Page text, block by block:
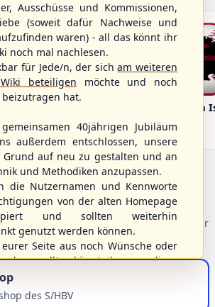
Elmshorn Alligators Fehmarn
– wählen Sie einen Einstieg für
des S/HBV
Ausschüsse und Kommissionen,
(soweit dafür Nachweise und
waren) - all das könnt ihr
noch mal nachlesen.
für Jede/n, der sicham weiteren
beteiligen möchte und noch
hat.
40jährigen Jubiläum
außerdem entschlossen, unsere
Grund auf neu zu gestalten und an
und Methodiken anzupassen.
die Nutzernamen und Kennworte
von der alten Homepage
und sollten weiterhin
genutzt werden können.
Seite aus noch Wünsche oder
geben sollte, könnt ihr uns diese
Verbandsadresse